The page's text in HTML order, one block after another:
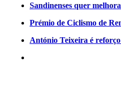
Sandinenses quer
Prémio de Ciclismo de
António Teixeira é